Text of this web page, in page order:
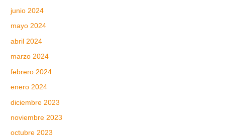
junio 2024
mayo 2024
abril 2024
marzo 2024
febrero 2024
enero 2024
diciembre 2023
noviembre 2023
octubre 2023